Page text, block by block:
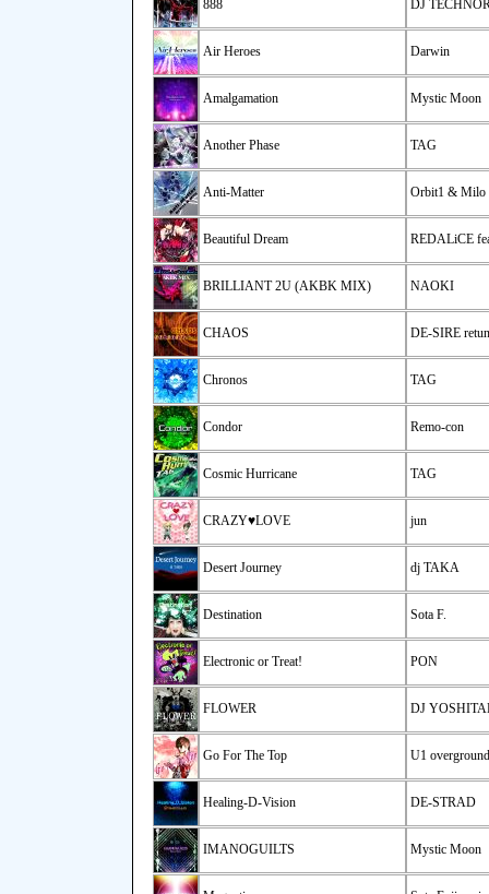
888 DJ
Air Heroes Darwin
Amalgamation Mystic Moon
Another Phase TAG
Anti-Matter Orbit1 & Milo
Beautiful Dream REDALiCE
BRILLIANT 2U (AKBK MIX) NAOKI
CHAOS DE-SIRE
Chronos TAG
Condor Remo-con
Cosmic Hurricane TAG
CRAZY♥LOVE jun
Desert Journey dj TAKA
Destination Sota F.
Electronic or Treat! PON
FLOWER DJ
Go For The Top U1 overground
Healing-D-Vision DE-STRAD
IMANOGUILTS Mystic Moon